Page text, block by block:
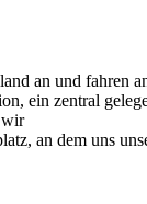
an und fahren
ein zentral
wir
an dem uns